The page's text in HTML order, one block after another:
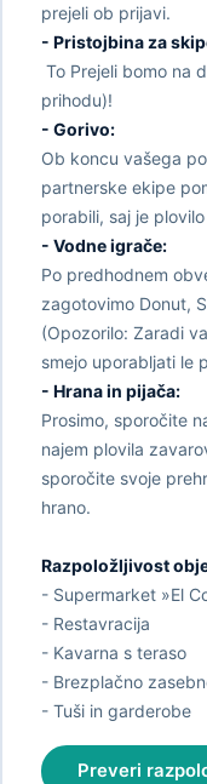
prejeli ob prijavi.
- Pristojbina za
To Prejeli bomo na
prihodu)!
- Gorivo:
Ob koncu vašega
partnerske ekipe
porabili, saj je
- Vodne igrače:
Po predhodnem
zagotovimo Donut,
(Opozorilo: Zaradi
smejo uporabljati le
- Hrana in pijača:
Prosimo, sporočite
najem plovila
sporočite svoje
hrano.
Razpoložljivost
- Supermarket »El
- Restavracija
- Kavarna s teraso
- Brezplačno
- Tuši in garderobe
Preveri